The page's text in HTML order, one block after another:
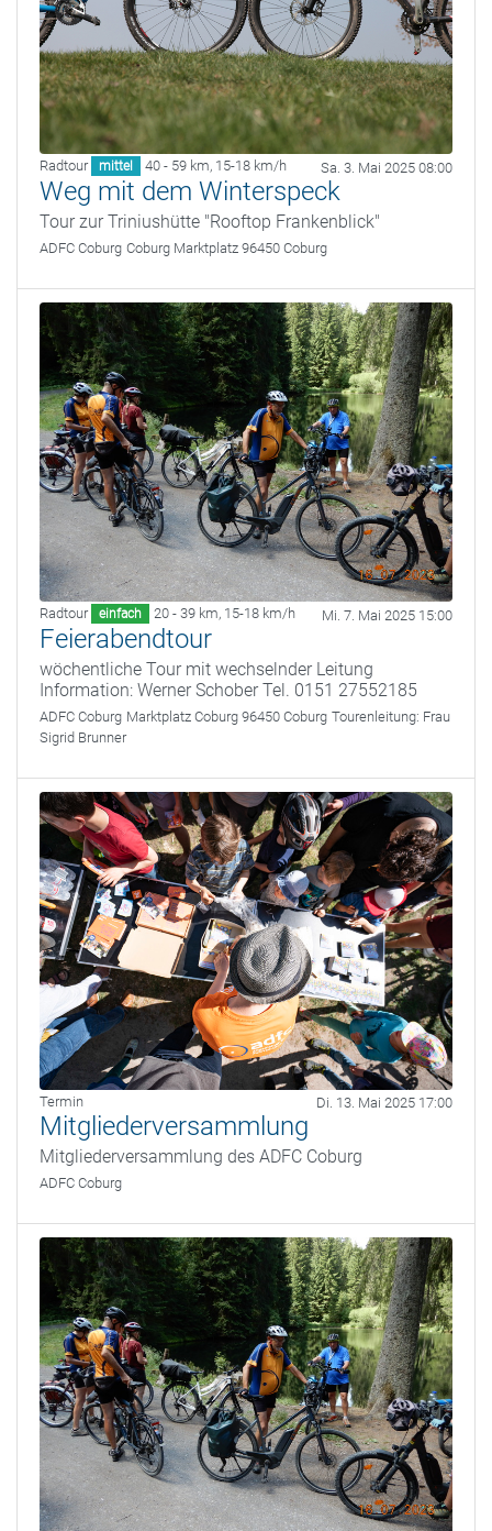
Radtour mittel 40 - 59 km, 15-18 km/h Sa. 3. Mai 2025 08:00
Weg mit dem Winterspeck
Tour zur Triniushütte "Rooftop Frankenblick"
ADFC Coburg Coburg Marktplatz 96450 Coburg
Radtour einfach 20 - 39 km, 15-18 km/h Mi. 7. Mai 2025 15:00
Feierabendtour
wöchentliche Tour mit wechselnder Leitung
Information: Werner Schober Tel. 0151 27552185
ADFC Coburg Marktplatz Coburg 96450 Coburg Tourenleitung: Frau
Sigrid Brunner
Termin Di. 13. Mai 2025 17:00
Mitgliederversammlung
Mitgliederversammlung des ADFC Coburg
ADFC Coburg